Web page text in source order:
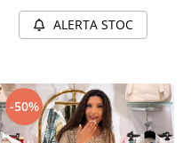
ALERTA STOC
-50%